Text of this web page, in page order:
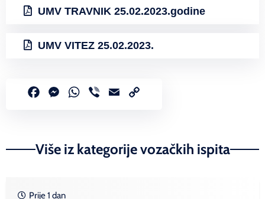
UMV TRAVNIK 25.02.2023.godine
UMV VITEZ 25.02.2023.
FacebookMessenger
WhatsApp
Viber Email
Više iz kategorije vozačkih ispita
Prije 1 dan